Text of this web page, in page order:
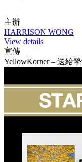
主辦
HARRISON WONG
View details
宣傳
YellowKorner – 送給